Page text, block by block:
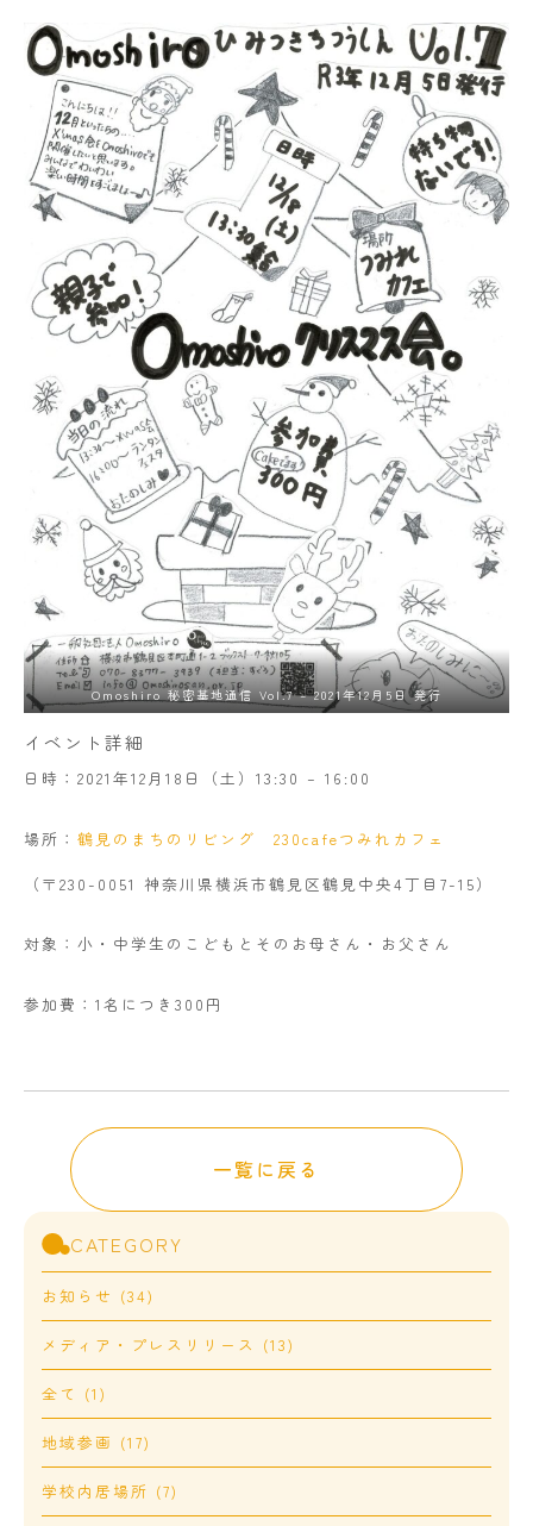
Omoshiro 秘密基地通信 Vol.7 – 2021年12月5日 発行
イベント詳細
日時：2021年12月18日（土）13:30 – 16:00
場所： 鶴見のまちのリビング 230cafeつみれカフェ
（〒230-0051 神奈川県横浜市鶴見区鶴見中央4丁目7-15）
対象：小・中学生のこどもとそのお母さん・お父さん
参加費：1名につき300円
一覧に戻る
CATEGORY
お知らせ (34)
メディア・プレスリリース (13)
全て (1)
地域参画 (17)
学校内居場所 (7)